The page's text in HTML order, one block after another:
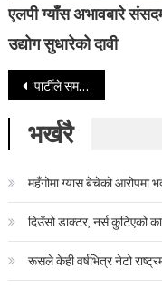
एलपी ग्याँस अभावबारे
उद्योग सुधारेको दावी
Post
‘पार्टीले समय अनुसार सिद्धान्त परिमार्जन गर्नुपर्ने’
भर्खरै
महँगोमा ग्यास बेचेको आरोपमा
दिउँसो डाक्टर, नर्स कुटिएको
रूसले केही वर्षभित्र नेटो